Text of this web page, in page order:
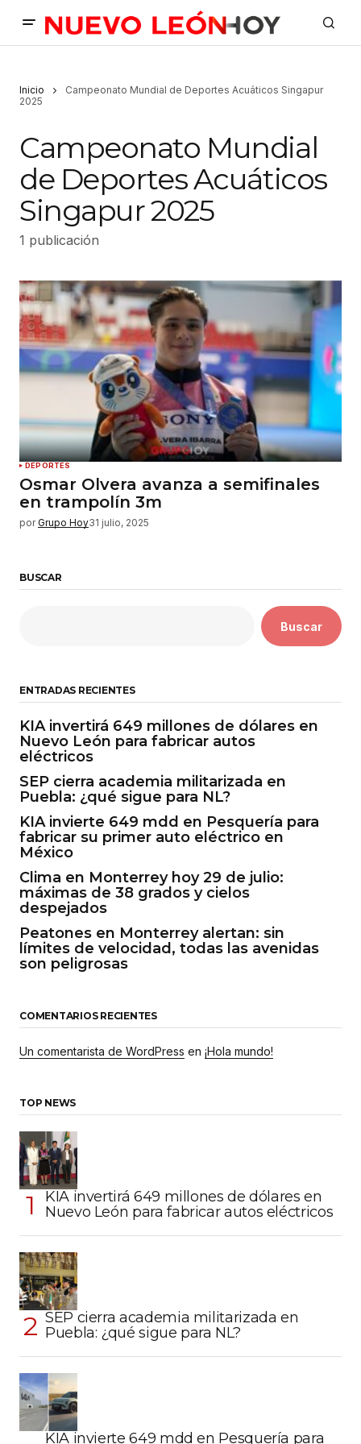
Inicio
Campeonato Mundial de Deportes Acuáticos Singapur
2025
Campeonato Mundial
de Deportes Acuáticos
Singapur 2025
1 publicación
DEPORTES
Osmar Olvera avanza a semifinales
en trampolín 3m
por Grupo Hoy31 julio, 2025
BUSCAR
Buscar
ENTRADAS RECIENTES
KIA invertirá 649 millones de dólares en
Nuevo León para fabricar autos
eléctricos
SEP cierra academia militarizada en
Puebla: ¿qué sigue para NL?
KIA invierte 649 mdd en Pesquería para
fabricar su primer auto eléctrico en
México
Clima en Monterrey hoy 29 de julio:
máximas de 38 grados y cielos
despejados
Peatones en Monterrey alertan: sin
límites de velocidad, todas las avenidas
son peligrosas
COMENTARIOS RECIENTES
Un comentarista de WordPress en ¡Hola mundo!
TOP NEWS
KIA invertirá 649 millones de dólares en
Nuevo León para fabricar autos eléctricos
SEP cierra academia militarizada en
Puebla: ¿qué sigue para NL?
KIA invierte 649 mdd en Pesquería para